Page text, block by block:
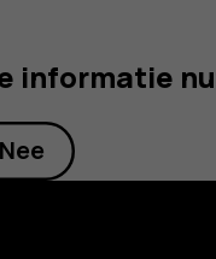
informatie
Nee